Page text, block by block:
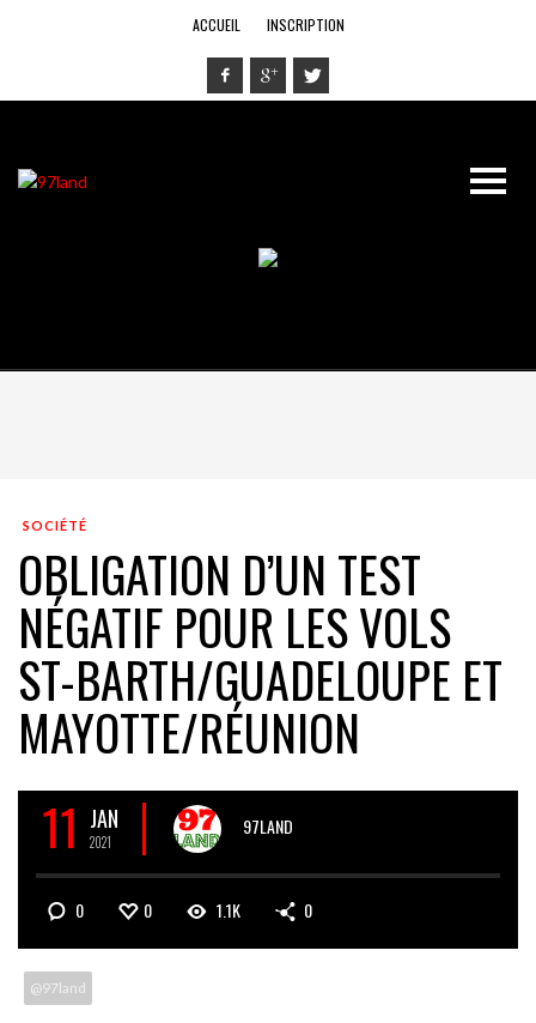
ACCUEIL INSCRIPTION
SOCIÉTÉ
OBLIGATION D’UN TEST
NÉGATIF POUR LES VOLS
ST-BARTH/GUADELOUPE ET
MAYOTTE/RÉUNION
11 JAN
2021
97LAND
0 0 1.1K 0
@97land